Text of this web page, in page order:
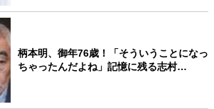
柄本明、御年76歳！「そういうことになっ
ちゃったんだよね」記憶に残る志村…